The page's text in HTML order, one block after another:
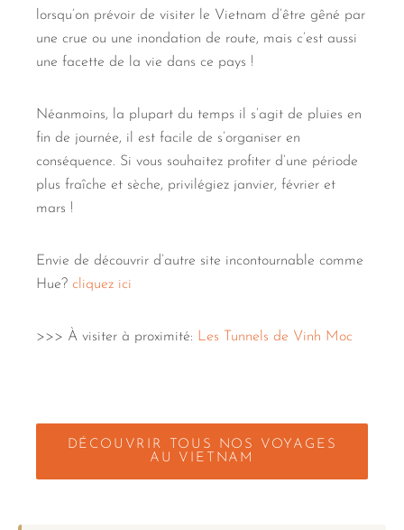
lorsqu’on prévoir de visiter le Vietnam d’être gêné par
une crue ou une inondation de route, mais c’est aussi
une facette de la vie dans ce pays !
Néanmoins, la plupart du temps il s’agit de pluies en
fin de journée, il est facile de s’organiser en
conséquence. Si vous souhaitez profiter d’une période
plus fraîche et sèche, privilégiez janvier, février et
mars !
Envie de découvrir d’autre site incontournable comme
Hue? cliquez ici
>>> À visiter à proximité: Les Tunnels de Vinh Moc
DÉCOUVRIR TOUS NOS VOYAGES
AU VIETNAM